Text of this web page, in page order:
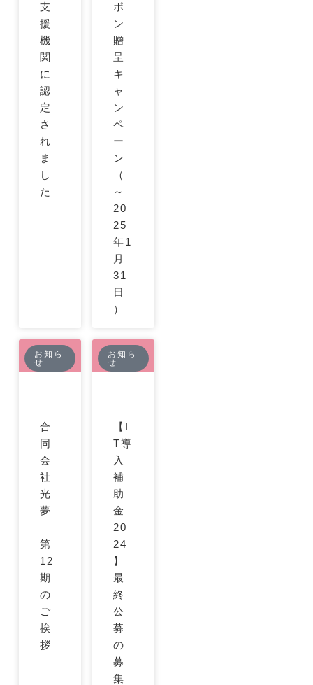
支
援
機
関
に
認
定
さ
れ
ま
し
た
ポ
ン
贈
呈
キ
ャ
ン
ペ
ー
ン
（
～
20
25
年1
月
31
日
）
お知ら
せ
合
同
会
社
光
夢
第
12
期
の
ご
挨
拶
お知ら
せ
【I
T導
入
補
助
金
20
24
】
最
終
公
募
の
募
集